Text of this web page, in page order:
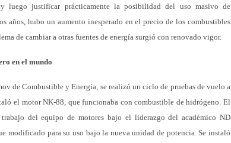
luego justificar prácticamente la posibilidad del uso masivo de
años, hubo un aumento inesperado en el precio de los combustibles
de cambiar a otras fuentes de energía surgió con renovado vigor.
en el mundo
de Combustible y Energía, se realizó un ciclo de pruebas de vuelo a
el motor NK-88, que funcionaba con combustible de hidrógeno. El
del equipo de motores bajo el liderazgo del académico ND
modificado para su uso bajo la nueva unidad de potencia. Se instaló